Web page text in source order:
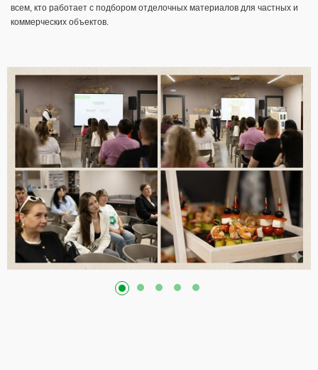
всем, кто работает с подбором отделочных материалов для частных и
коммерческих объектов.